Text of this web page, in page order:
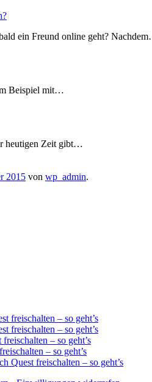
ein Freund online geht?
Beispiel mit…
heutigen Zeit gibt…
2015 von wp_admin.
freischalten – so geht’s
freischalten – so geht’s
– so geht’s
– so geht’s
Quest freischalten – so geht’s